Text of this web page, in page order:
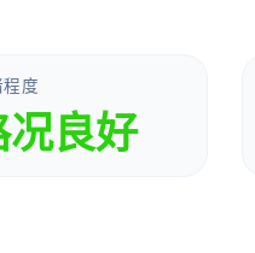
度
况良好